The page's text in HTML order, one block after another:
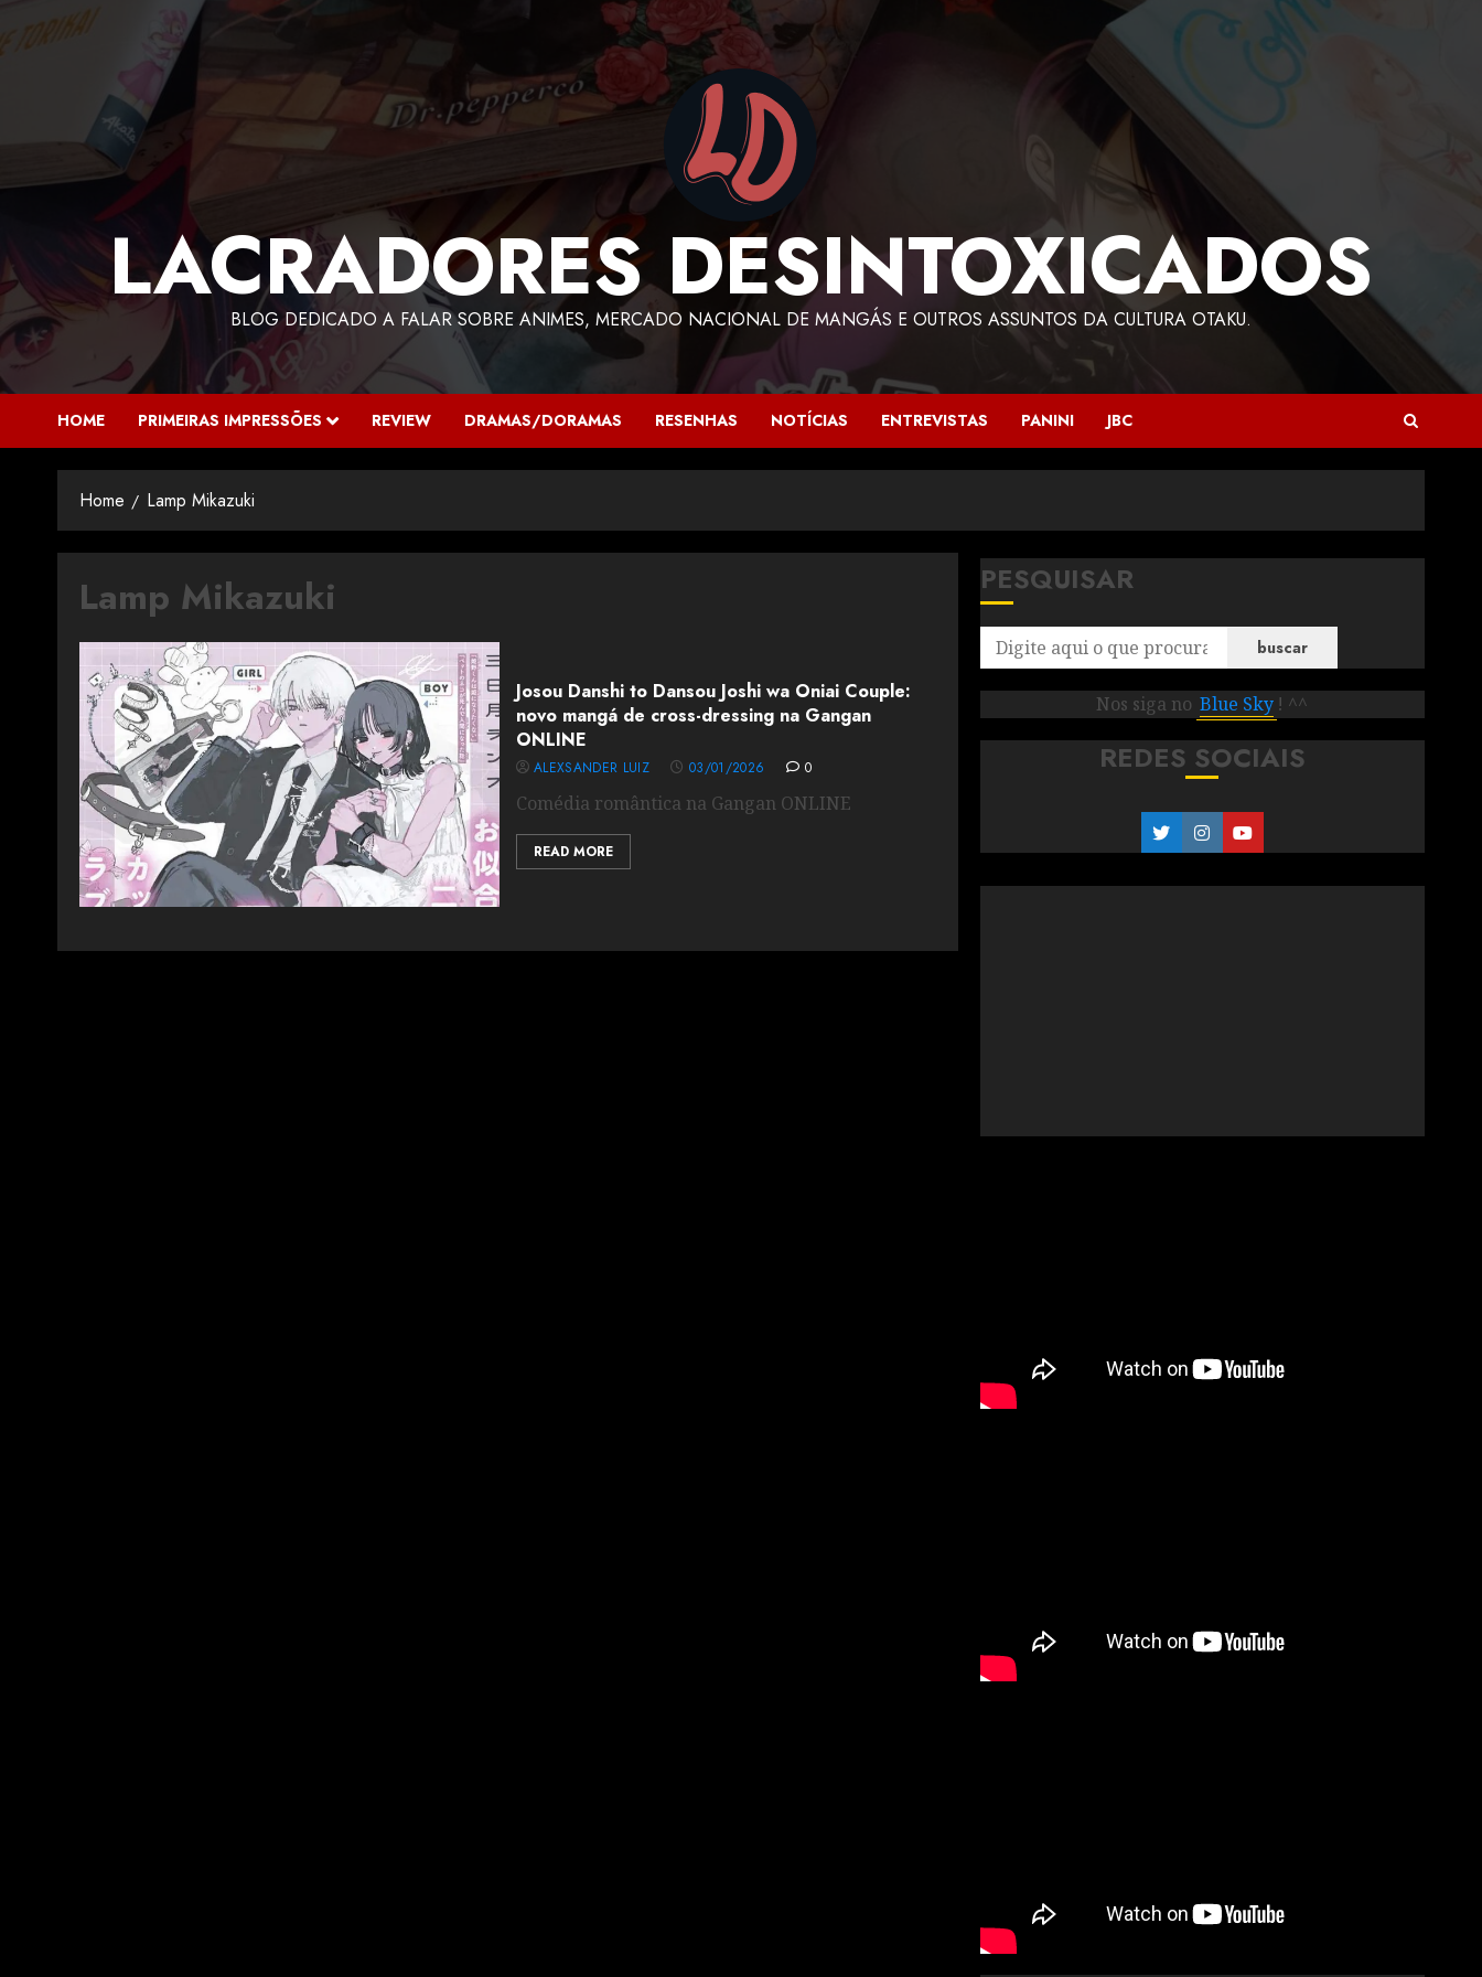
LACRADORES DESINTOXICADOS
BLOG DEDICADO A FALAR SOBRE ANIMES, MERCADO NACIONAL DE MANGÁS E OUTROS ASSUNTOS DA CULTURA OTAKU.
HOME PRIMEIRAS IMPRESSÕES REVIEW DRAMAS/DORAMAS RESENHAS NOTÍCIAS ENTREVISTAS PANINI JBC
Home Lamp Mikazuki
Lamp Mikazuki
Josou Danshi to Dansou Joshi wa Oniai Couple:
novo mangá de cross-dressing na Gangan
ONLINE
ALEXSANDER LUIZ 03/01/2026 0
Comédia romântica na Gangan ONLINE
READ MORE
PESQUISAR
buscar
Nos siga no Blue Sky ! ^^
REDES SOCIAIS